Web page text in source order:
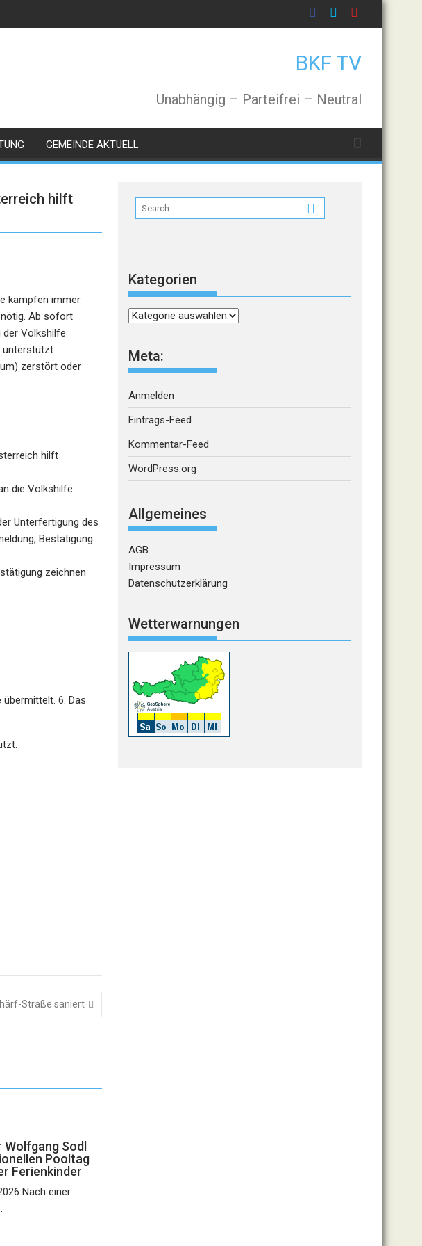
BKF TV
Unabhängig – Parteifrei – Neutral
GEMEINDE AKTUELL
hilft
kämpfen immer
Ab sofort
der Volkshilfe
unterstützt
zerstört oder
hilft
die Volkshilfe
Unterfertigung des
Bestätigung
zeichnen
6. Das
Straße saniert
Sodl
Pooltag
Ferienkinder
Nach einer
Kategorien
Kategorien
Meta:
Anmelden
Eintrags-Feed
Kommentar-Feed
WordPress.org
Allgemeines
AGB
Impressum
Datenschutzerklärung
Wetterwarnungen